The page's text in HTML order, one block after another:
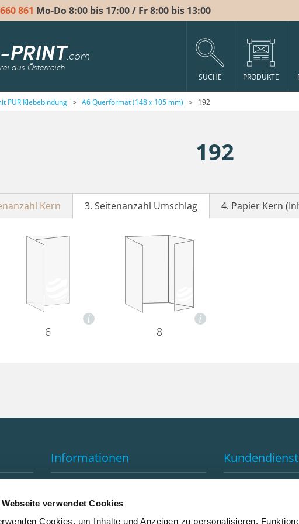
Webseite verwendet Cookies
Cookies, um Inhalte und Anzeigen zu personalisieren,
861 Mo-Do 8:00 bis 17:00 / Fr 8:00 bis 13:00
PRINT.com
aus Österreich
SUCHE PRODUKTE
PUR Klebebindung > A6 Querformat (148 x 105 mm) > 192
192
Kern 3. Seitenanzahl Umschlag 4. Papier Kern
6 8
Informationen
Versand
Klimaneutral drucken
Kundendienst